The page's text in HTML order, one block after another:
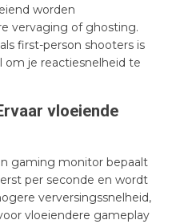
worden
vervaging of ghosting.
first-person shooters is
om je reactiesnelheid te
vloeiende
gaming monitor bepaalt
per seconde en wordt
verversingssnelheid,
vloeiendere gameplay